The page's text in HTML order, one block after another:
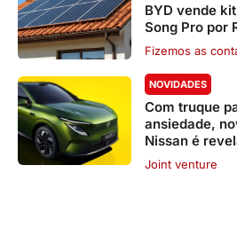
BYD vende
Song Pro por
Fizemos as
NOVIDADES
Com truque
ansiedade,
Nissan é
Joint venture